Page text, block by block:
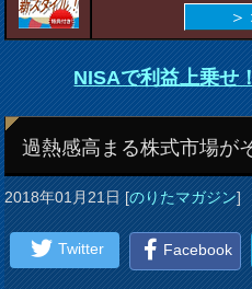
NISAで利益上乗せ
過熱感高まる株式市場が
2018年01月21日[のりたマガジン]
Twitter Facebook